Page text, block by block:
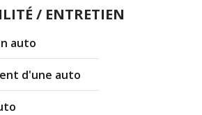
/ ENTRETIEN
auto
d'une auto